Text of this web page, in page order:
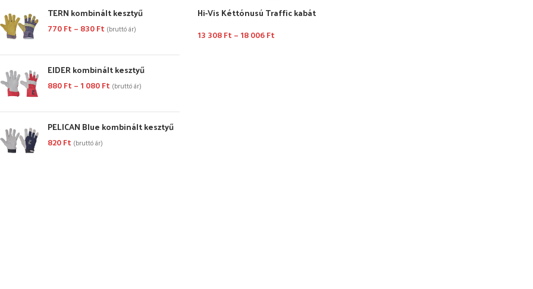
TERN kombinált kesztyű
770Ft – 830Ft (bruttó ár)
EIDER kombinált kesztyű
880Ft – 1 080Ft (bruttó ár)
PELICAN Blue kombinált kesztyű
820Ft (bruttó ár)
Hi-Vis Kéttónusú Traffic kabát
13 308Ft – 18 006Ft